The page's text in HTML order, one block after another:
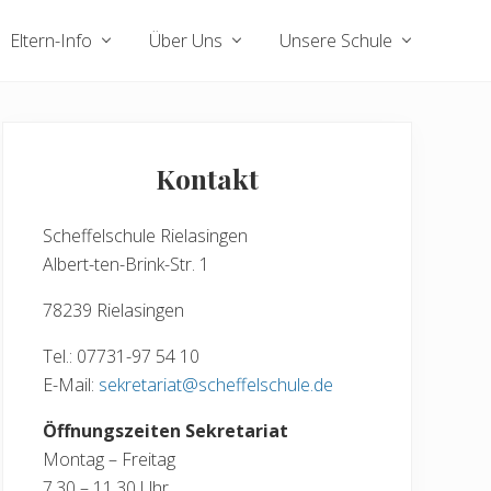
Eltern-Info Über Uns Unsere Schule
Kontakt
Scheffelschule Rielasingen
Albert-ten-Brink-Str. 1
78239 Rielasingen
Tel.: 07731-97 54 10
E-Mail: sekretariat@scheffelschule.de
Öffnungszeiten Sekretariat
Montag – Freitag